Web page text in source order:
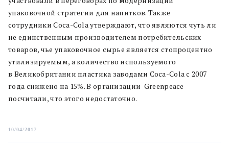
упаковочной стратегии для напитков. Также
сотрудники Coca-Cola утверждают, что являются чуть ли
не единственным производителем потребительских
товаров, чье упаковочное сырье является стопроцентно
утилизируемым, а количество используемого
в Великобритании пластика заводами Coca-Cola с 2007
года снижено на 15%. В организации Greenpeace
посчитали, что этого недостаточно.
10/04/2017